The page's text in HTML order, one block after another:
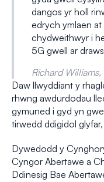
dangos yr holl
edrych ymlaen
chydweithwyr i
5G gwell ar
Richard Williams,
Daw llwyddiant y
rhwng awdurdodau
gymuned i gyd yn
tirwedd ddigidol
Dywedodd y
Cyngor Abertawe a
Ddinesig Bae